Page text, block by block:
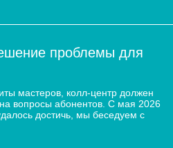
проблемы для
мастеров, колл-центр должен
вопросы абонентов. С мая 2026
достичь, мы беседуем с